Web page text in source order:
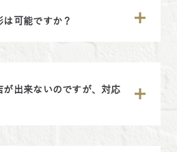
可能ですか？
が出来ないのですが、対応